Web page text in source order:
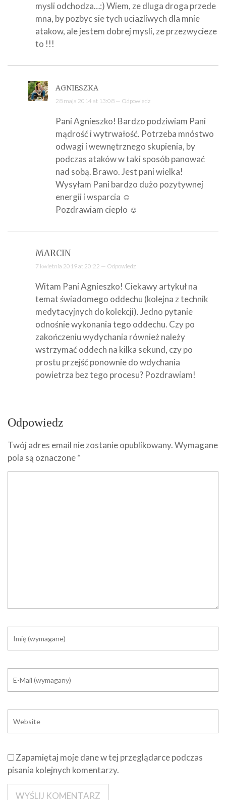
mysli odchodza…:) Wiem, ze dluga droga przede
mna, by pozbyc sie tych uciazliwych dla mnie
atakow, ale jestem dobrej mysli, ze przezwycieze
to !!!
AGNIESZKA
28 maja 2014 at 13:08 — Odpowiedz
Pani Agnieszko! Bardzo podziwiam Pani
mądrość i wytrwałość. Potrzeba mnóstwo
odwagi i wewnętrznego skupienia, by
podczas ataków w taki sposób panować
nad sobą. Brawo. Jest pani wielka!
Wysyłam Pani bardzo dużo pozytywnej
energii i wsparcia ☺
Pozdrawiam ciepło ☺
MARCIN
7 kwietnia 2019 at 20:22 — Odpowiedz
Witam Pani Agnieszko! Ciekawy artykuł na
temat świadomego oddechu (kolejna z technik
medytacyjnych do kolekcji). Jedno pytanie
odnośnie wykonania tego oddechu. Czy po
zakończeniu wydychania również należy
wstrzymać oddech na kilka sekund, czy po
prostu przejść ponownie do wdychania
powietrza bez tego procesu? Pozdrawiam!
Odpowiedz
Twój adres email nie zostanie opublikowany.Wymagane
pola są oznaczone*
Zapamiętaj moje dane w tej przeglądarce podczas
pisania kolejnych komentarzy.